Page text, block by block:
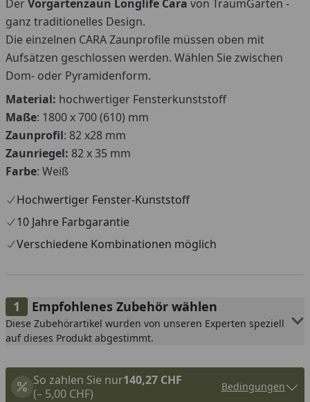
DerVorgartenzaun Longlife Cara von TraumGarten -
ganz traditionelles Design.
Die einzelnen CARA Zaunprofile müssen oben mit
Aufsätzen geschlossen werden. Wählen Sie zwischen
Dom- oder Pyramidenform.
Material: hochwertiger Fensterkunststoff
Maße: 1800 x 700 (610) mm
Zaunprofil: 82 x28 mm
Zaunriegel: 82 x 35 mm
Farbe: Weiß
Hochwertiger Fenster-Kunststoff
10 Jahre Farbgarantie
Verschiedene Kombinationen möglich
Empfohlenes Zubehör wählen
Diese Zubehörartikel wurden von unseren Experten speziell
auf dieses Produkt abgestimmt.
So zahlen Sie nur140,27 CHF
(– 5,00 CHF)
Bedingungen